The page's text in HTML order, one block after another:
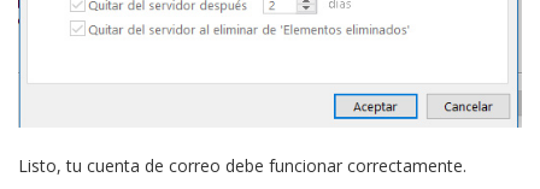
Listo, tu cuenta de correo debe funcionar correctamente.